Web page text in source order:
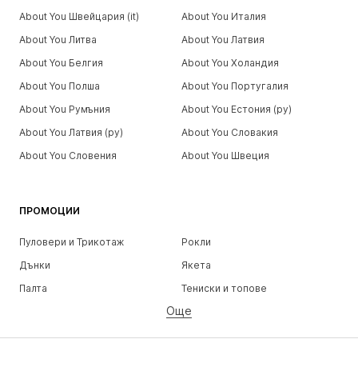
ПРОМОЦИИ
Пуловери и Трикотаж
Рокли
Дънки
Якета
Палта
Тениски и топове
Бельо
Още
About You Швейцария (it)
About You Италия
About You Литва
About You Латвия
About You Белгия
About You Холандия
About You Полша
About You Португалия
About You Румъния
About You Естония (ру)
About You Латвия (ру)
About You Словакия
About You Словения
About You Швеция